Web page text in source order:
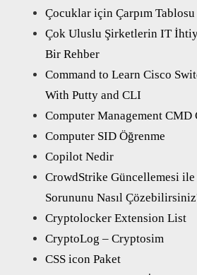
Çocuklar için Çarpım Tablosu
Çok Uluslu Şirketlerin IT
Bir Rehber
Command to Learn Cisco
With Putty and CLI
Computer Management CMD
Computer SID Öğrenme
Copilot Nedir
CrowdStrike Güncellemesi
Sorununu Nasıl
Cryptolocker Extension List
CryptoLog – Cryptosim
CSS icon Paket